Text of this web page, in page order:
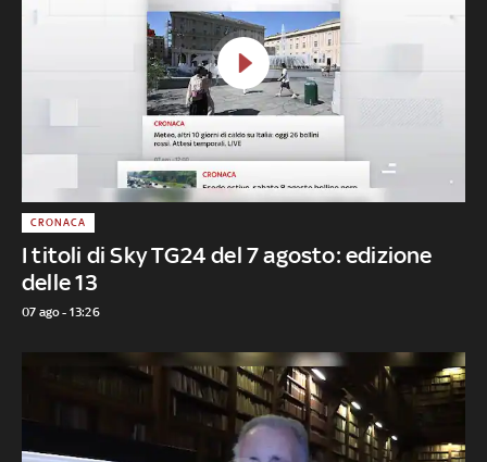
I titoli di Sky TG24 del 7 agosto: edizione
delle 13
CRONACA
07 ago - 13:26